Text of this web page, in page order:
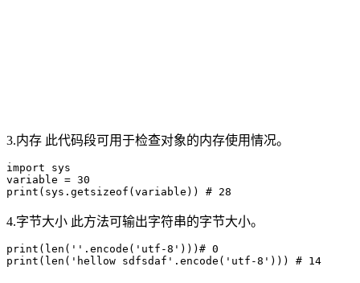
3.内存 此代码段可用于检查对象的内存使用情况。
import sys
variable = 30
4.字节大小 此方法可输出字符串的字节大小。
print(len(''.encode('utf-8')))# 0